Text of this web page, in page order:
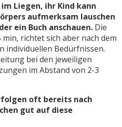
Liegen, ihr Kind kann
aufmerksam lauschen
ein Buch anschauen. Die
richtet sich aber nach dem
individuellen Bedürfnissen.
bei den jeweiligen
im Abstand von 2-3
oft bereits nach
gut auf diese